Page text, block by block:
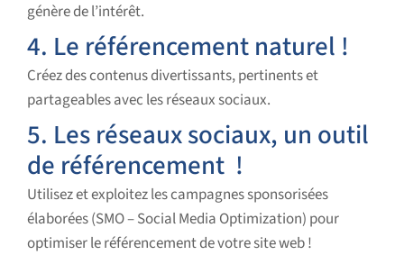
génère de l’intérêt.
4. Le référencement naturel !
Créez des contenus divertissants, pertinents et
partageables avec les réseaux sociaux.
5. Les réseaux sociaux, un outil
de référencement !
Utilisez et exploitez les campagnes sponsorisées
élaborées (SMO – Social Media Optimization) pour
optimiser le référencement de votre site web !